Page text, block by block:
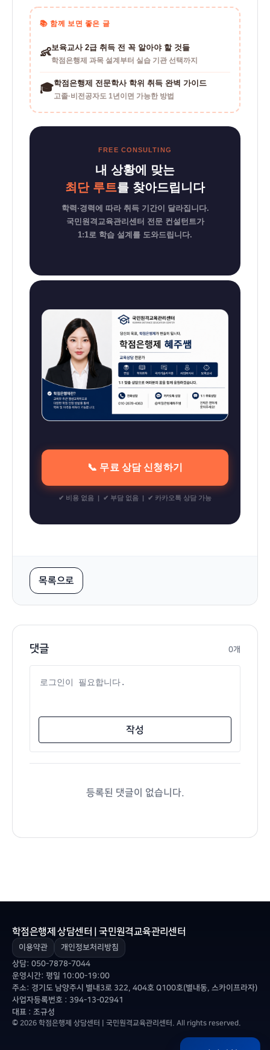
은
행
제
주
는
질
가능합니다. 다만 보육 공백 2년 이상인 경우, 파견
전 '어린이집 장기미종사자 직무교육'을 이수해야
수 있으며, 이수 후 인력풀 등록이 가능합니다.
📚 함께 보면 좋은 글
👶보육교사 2급 취득 전 꼭 알아야 할 것들
학점은행제 과목 설계부터 실습 기관 선택까지
🎓학점은행제 전문학사 학위 취득 완벽 가이드
고졸·비전공자도 1년이면 가능한 방법
FREE CONSULTING
내 상황에 맞는
최단 루트를 찾아드립니다
학력·경력에 따라 취득 기간이 달라집니다.
국민원격교육관리센터 전문 컨설턴트가
1:1로 학습 설계를 도와드립니다.
📞 무료 상담 신청하기
✔ 비용 없음 | ✔ 부담 없음 | ✔ 카카오톡 상담 가능
목록으로
댓글 0개
댓글 내용
작성
등록된 댓글이 없습니다.
학점은행제 상담센터 | 국민원격교육관리센터
이용약관
개인정보처리방침
상담: 050-7878-7044
운영시간: 평일 10:00-19:00
주소: 경기도 남양주시 별내3로 322, 404호 Q100호(별내동, 스카이프라자)
사업자등록번호 : 394-13-02941
대표 : 조규성
© 2026 학점은행제 상담센터 | 국민원격교육관리센터. All rights reserved.